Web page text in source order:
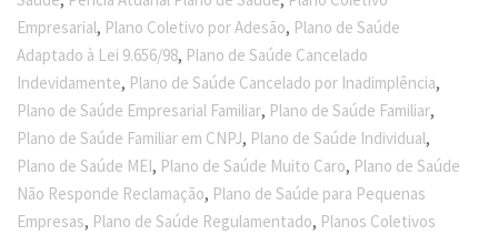
Empresarial, Plano Coletivo por Adesão, Plano de Saúde
Adaptado à Lei 9.656/98, Plano de Saúde Cancelado
Indevidamente, Plano de Saúde Cancelado por Inadimplência,
Plano de Saúde Empresarial Familiar, Plano de Saúde Familiar,
Plano de Saúde Familiar em CNPJ, Plano de Saúde Individual,
Plano de Saúde MEI, Plano de Saúde Muito Caro, Plano de Saúde
Não Responde Reclamação, Plano de Saúde para Pequenas
Empresas, Plano de Saúde Regulamentado, Planos Coletivos